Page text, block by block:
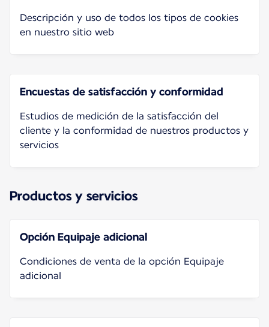
Descripción y uso de todos los tipos de cookies
en nuestro sitio web
Encuestas de satisfacción y conformidad
Estudios de medición de la satisfacción del
cliente y la conformidad de nuestros productos y
servicios
Productos y servicios
Opción Equipaje adicional
Condiciones de venta de la opción Equipaje
adicional